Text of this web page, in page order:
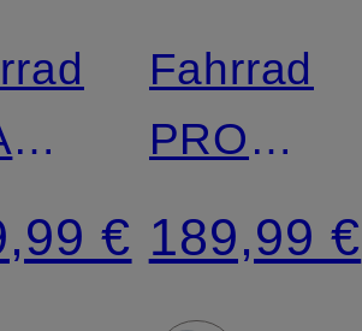
€
4 MIPS
189,99 €